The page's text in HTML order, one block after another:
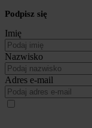
Podpisz się
Imię
Nazwisko
Adres e-mail